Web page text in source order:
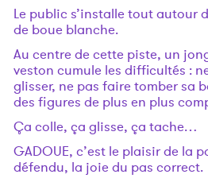
Le public s’installe tout autour
de boue blanche.
Au centre de cette piste, un
veston cumule les difficultés :
glisser, ne pas faire tomber sa
des figures de plus en plus
Ça colle, ça glisse, ça tache…
GADOUE, c’est le plaisir de la
défendu, la joie du pas correct.